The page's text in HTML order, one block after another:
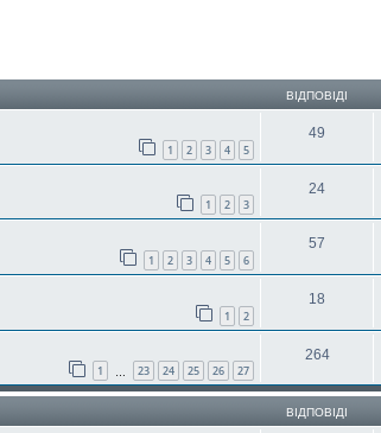
ВІДПОВІДІ
1 2 3 4 5
49
1 2 3
24
1 2 3 4 5 6
57
1 2
18
1 23 24 25 26 27
264
ВІДПОВІДІ